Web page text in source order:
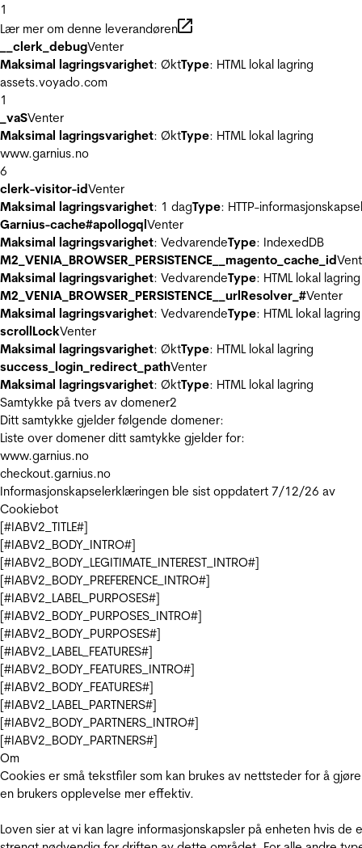
1
Lær mer om denne leverandøren
__clerk_debugVenter
Maksimal lagringsvarighet: ØktType: HTML lokal lagring
assets.voyado.com
1
_vaSVenter
Maksimal lagringsvarighet: ØktType: HTML lokal lagring
www.garnius.no
6
clerk-visitor-idVenter
Maksimal lagringsvarighet: 1 dagType: HTTP-informasjonskapsel
Garnius-cache#apollogqlVenter
Maksimal lagringsvarighet: VedvarendeType: IndexedDB
M2_VENIA_BROWSER_PERSISTENCE__magento_cache_id
Maksimal lagringsvarighet: VedvarendeType: HTML lokal lagring
M2_VENIA_BROWSER_PERSISTENCE__urlResolver_#Venter
Maksimal lagringsvarighet: VedvarendeType: HTML lokal lagring
scrollLockVenter
Maksimal lagringsvarighet: ØktType: HTML lokal lagring
success_login_redirect_pathVenter
Maksimal lagringsvarighet: ØktType: HTML lokal lagring
Samtykke på tvers av domener2
Ditt samtykke gjelder følgende domener:
Liste over domener ditt samtykke gjelder for:
www.garnius.no
checkout.garnius.no
Informasjonskapselerklæringen ble sist oppdatert 7/12/26 av
Cookiebot
[#IABV2_TITLE#]
[#IABV2_BODY_INTRO#]
[#IABV2_BODY_LEGITIMATE_INTEREST_INTRO#]
[#IABV2_BODY_PREFERENCE_INTRO#]
[#IABV2_LABEL_PURPOSES#]
[#IABV2_BODY_PURPOSES_INTRO#]
[#IABV2_BODY_PURPOSES#]
[#IABV2_LABEL_FEATURES#]
[#IABV2_BODY_FEATURES_INTRO#]
[#IABV2_BODY_FEATURES#]
[#IABV2_LABEL_PARTNERS#]
[#IABV2_BODY_PARTNERS_INTRO#]
[#IABV2_BODY_PARTNERS#]
Om
Cookies er små tekstfiler som kan brukes av nettsteder for å gjøre
en brukers opplevelse mer effektiv.
Loven sier at vi kan lagre informasjonskapsler på enheten hvis de